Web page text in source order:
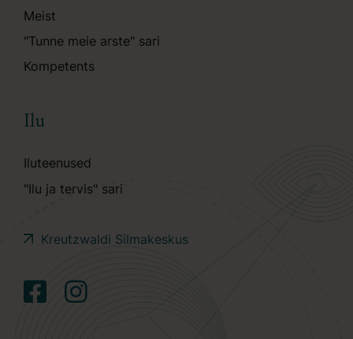
Meist
"Tunne meie arste" sari
Kompetents
Ilu
Iluteenused
"Ilu ja tervis" sari
Kreutzwaldi Silmakeskus